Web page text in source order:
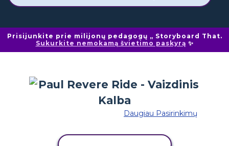
Prisijunkite prie milijonų pedagogų „ Storyboard That.
Sukurkite nemokamą švietimo paskyrą ✨
Daugiau Pasirinkimų